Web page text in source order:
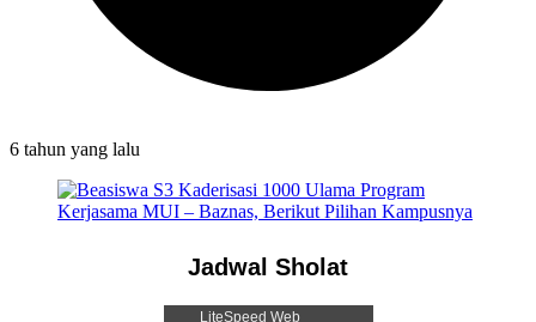
6 tahun yang lalu
Jadwal Sholat